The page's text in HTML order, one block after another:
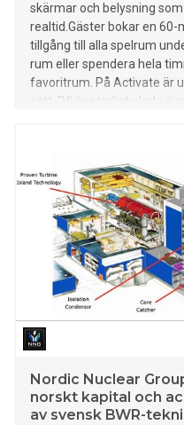
skärmar och belysning
realtid.Gäster bokar en 60-
tillgång till alla spelrum
rum eller spendera hela
favoritrum. På Activate är
sätt. "Vi är otroligt glada
upplevas för att förstås,
välkomna stockholmarna
verkställande direktör, Activa
Nordic Nuclear
norskt kapital och
av svensk BWR-